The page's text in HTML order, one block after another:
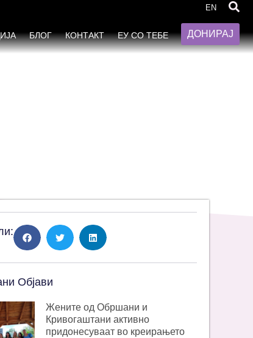
EN
БЛОГ КОНТАКТ ЕУ СО ТЕБЕ ДОНИРАЈ
Објави
Жените од Обршани и
Кривогаштани активно
придонесуваат во креирањето